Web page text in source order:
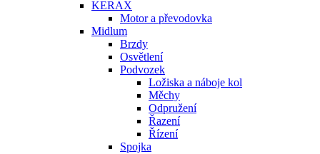
KERAX
Motor a převodovka
Midlum
Brzdy
Osvětlení
Podvozek
Ložiska a náboje kol
Měchy
Odpružení
Řazení
Řízení
Spojka